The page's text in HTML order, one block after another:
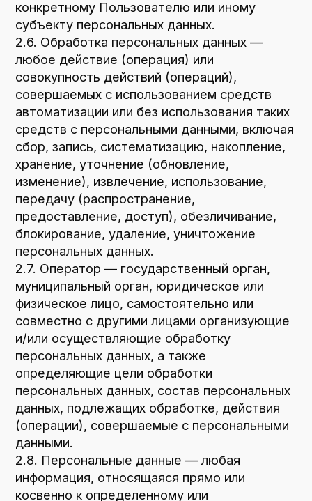
2.8. Персональные данные — любая
информация, относящаяся прямо или
косвенно к определенному или
определяемому Пользователю веб-сайта
ploshadka-mebelnaya.ru/
2.9. Персональные данные, разрешенные
субъектом персональных данных для
распространения, — персональные данные,
доступ неограниченного круга лиц
к которым предоставлен субъектом
персональных данных путем дачи согласия
на обработку персональных данных,
разрешенных субъектом персональных
данных для распространения в порядке,
предусмотренном Законом о персональных
данных (далее — персональные данные,
разрешенные для распространения).
2.10. Пользователь — любой посетитель
веб-сайтаploshadka-mebelnaya.ru/.
данных — действия, направленные
на раскрытие персональных данных
определенному лицу или определенному
кругу лиц.
2.12. Распространение персональных
данных — любые действия, направленные
на раскрытие персональных данных
неопределенному кругу лиц (передача
персональных данных) или на ознакомление
с персональными данными неограниченного
круга лиц, в том числе обнародование
персональных данных в средствах массовой
информации, размещение в информационно-
телекоммуникационных сетях или
предоставление доступа к персональным
данным каким-либо иным способом.
2.13. Трансграничная передача
персональных данных — передача
персональных данных на территорию
иностранного государства органу власти